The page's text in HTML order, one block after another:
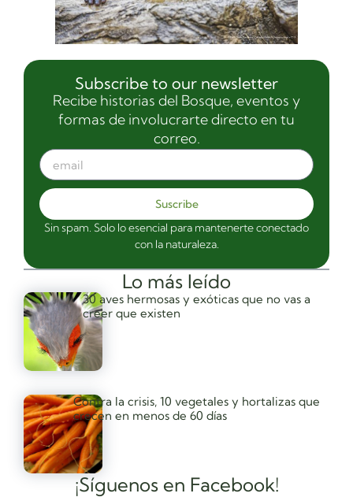
¡Síguenos en Facebook!
Lo más leído
30 aves hermosas y exóticas que no vas a
creer que existen
Contra la crisis, 10 vegetales y hortalizas que
crecen en menos de 60 días
Subscribe to our newsletter
Recibe historias del Bosque, eventos y
formas de involucrarte directo en tu
correo.
Suscribe
Sin spam. Solo lo esencial para mantenerte conectado
con la naturaleza.